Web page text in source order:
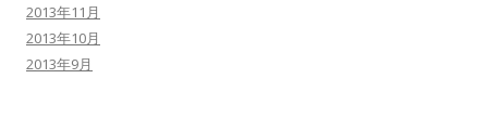
2013年11月
2013年10月
2013年9月